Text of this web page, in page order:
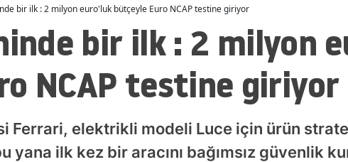
Ankara
Antalya
Aydın
bir ilk : 2 milyon euro'luk bütçeyle Euro NCAP testine giriyor
bir ilk : 2 milyon
NCAP testine giriyor
Ferrari, elektrikli modeli Luce için ürün
yana ilk kez bir aracını bağımsız güvenlik